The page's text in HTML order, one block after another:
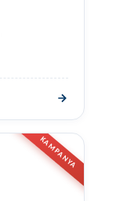
KAMPANYA